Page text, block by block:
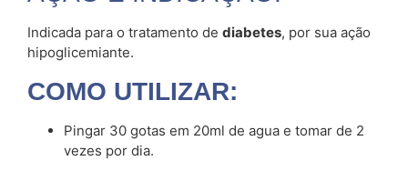
Indicada para o tratamento de diabetes, por sua ação
hipoglicemiante.
COMO UTILIZAR:
Pingar 30 gotas em 20ml de agua e tomar de 2
vezes por dia.